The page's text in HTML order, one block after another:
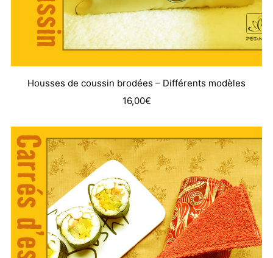
Housses de coussin brodées – Différents modèles
16,00€